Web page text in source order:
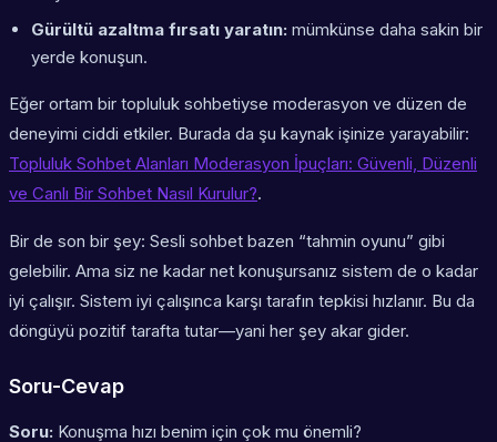
Gürültü azaltma fırsatı yaratın: mümkünse daha sakin bir
yerde konuşun.
Eğer ortam bir topluluk sohbetiyse moderasyon ve düzen de
deneyimi ciddi etkiler. Burada da şu kaynak işinize yarayabilir:
Topluluk Sohbet Alanları Moderasyon İpuçları: Güvenli, Düzenli
ve Canlı Bir Sohbet Nasıl Kurulur?.
Bir de son bir şey: Sesli sohbet bazen “tahmin oyunu” gibi
gelebilir. Ama siz ne kadar net konuşursanız sistem de o kadar
iyi çalışır. Sistem iyi çalışınca karşı tarafın tepkisi hızlanır. Bu da
döngüyü pozitif tarafta tutar—yani her şey akar gider.
Soru-Cevap
Soru: Konuşma hızı benim için çok mu önemli?